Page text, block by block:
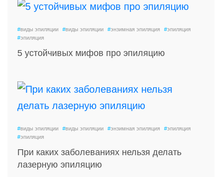
#виды эпиляции #виды эпиляции #энзимная эпиляция #эпиляция
#эпиляция
5 устойчивых мифов про эпиляцию
#виды эпиляции #виды эпиляции #энзимная эпиляция #эпиляция
#эпиляция
При каких заболеваниях нельзя делать
лазерную эпиляцию